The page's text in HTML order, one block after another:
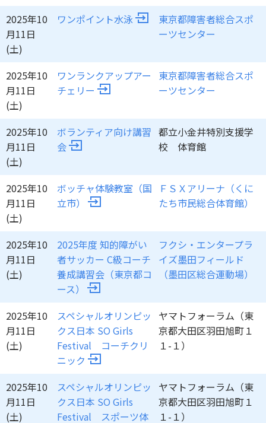
2025年10
月11日
(土)
ワンポイント水泳
東京都障害者総合スポ
ーツセンター
2025年10
月11日
(土)
ワンランクアップアー
チェリー
東京都障害者総合スポ
ーツセンター
2025年10
月11日
(土)
ボランティア向け講習
会
都立小金井特別支援学
校 体育館
2025年10
月11日
(土)
ボッチャ体験教室（国
立市）
ＦＳＸアリーナ（くに
たち市民総合体育館）
2025年10
月11日
(土)
2025年度 知的障がい
者サッカー C級コーチ
養成講習会（東京都コ
ース）
フクシ・エンタープラ
イズ墨田フィールド
（墨田区総合運動場）
2025年10
月11日
(土)
スペシャルオリンピッ
クス日本 SO Girls
Festival コーチクリ
ニック
ヤマトフォーラム（東
京都大田区羽田旭町１
１-１）
2025年10
月11日
(土)
スペシャルオリンピッ
クス日本 SO Girls
Festival スポーツ体
ヤマトフォーラム（東
京都大田区羽田旭町１
１-１）